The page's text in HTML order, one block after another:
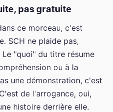
pas gratuite
ce morceau, c'est
SCH ne plaide pas,
"quoi" du titre résume
ou à la
une démonstration, c'est
de l'arrogance, oui,
histoire derrière elle.